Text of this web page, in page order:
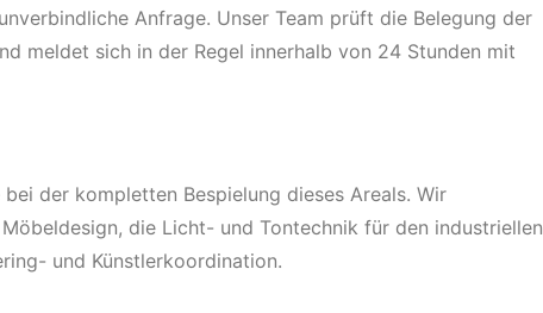
Anfrage. Unser Team prüft die Belegung der
meldet sich in der Regel innerhalb von 24 Stunden mit
der kompletten Bespielung dieses Areals. Wir
die Licht- und Tontechnik für den industriellen
und Künstlerkoordination.